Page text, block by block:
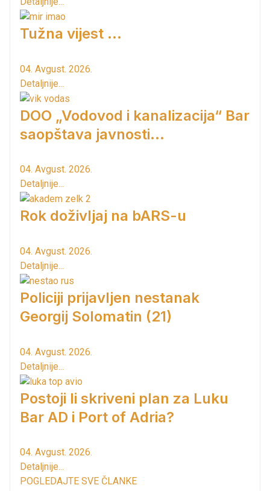
Tužna vijest ...
04. Avgust. 2026.
Detaljnije...
DOO „Vodovod i kanalizacija“ Bar
saopštava javnosti...
04. Avgust. 2026.
Detaljnije...
Rok doživljaj na bARS-u
04. Avgust. 2026.
Detaljnije...
Policiji prijavljen nestanak
Georgij Solomatin (21)
04. Avgust. 2026.
Detaljnije...
Postoji li skriveni plan za Luku
Bar AD i Port of Adria?
04. Avgust. 2026.
Detaljnije...
POGLEDAJTE SVE ČLANKE